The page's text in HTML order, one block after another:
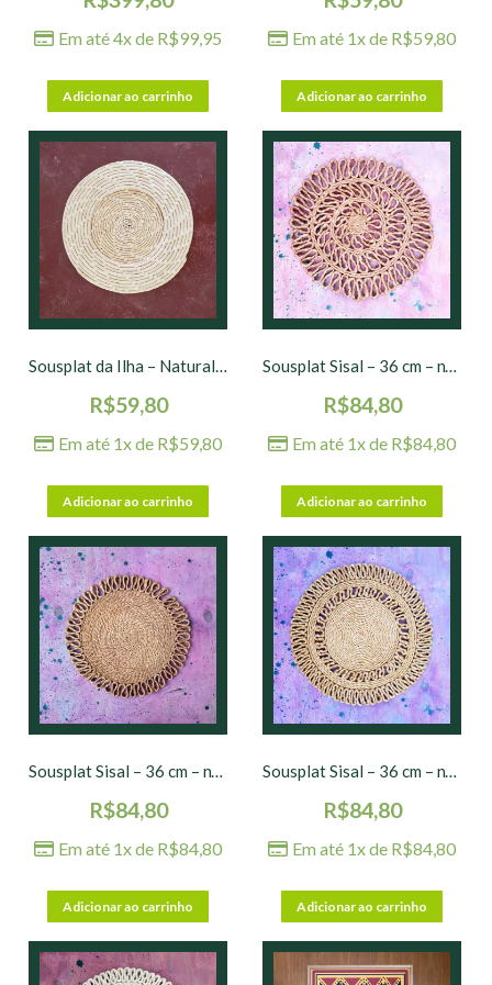
Em até 4x de R$99,95
Adicionar ao carrinho
Em até 1x de R$59,80
Adicionar ao carrinho
Sousplat da Ilha – Natural – 35 cm
R$59,80
Em até 1x de R$59,80
Adicionar ao carrinho
Sousplat Sisal – 36 cm – nº 03
R$84,80
Em até 1x de R$84,80
Adicionar ao carrinho
Sousplat Sisal – 36 cm – nº 05
R$84,80
Em até 1x de R$84,80
Adicionar ao carrinho
Sousplat Sisal – 36 cm – nº 06
R$84,80
Em até 1x de R$84,80
Adicionar ao carrinho